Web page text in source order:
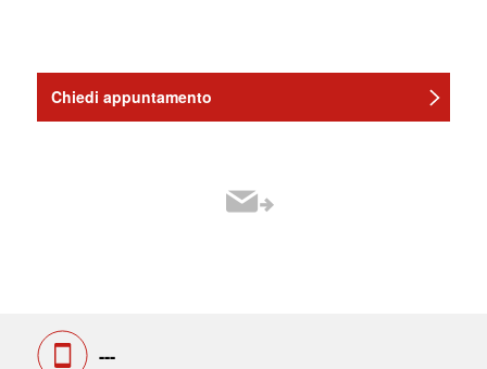
Chiedi appuntamento
---